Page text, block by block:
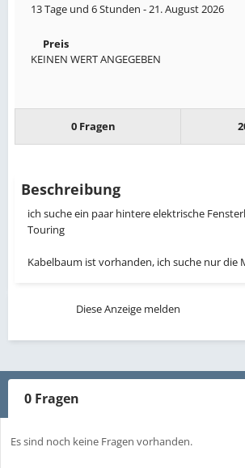
13 Tage und 6 Stunden - 21. August 2026
Preis
KEINEN WERT ANGEGEBEN
0 Fragen
Beschreibung
ich suche ein paar hintere elektrische
Touring
Kabelbaum ist vorhanden, ich suche nur die
Diese Anzeige melden
0 Fragen
Es sind noch keine Fragen vorhanden.